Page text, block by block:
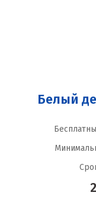
Белый